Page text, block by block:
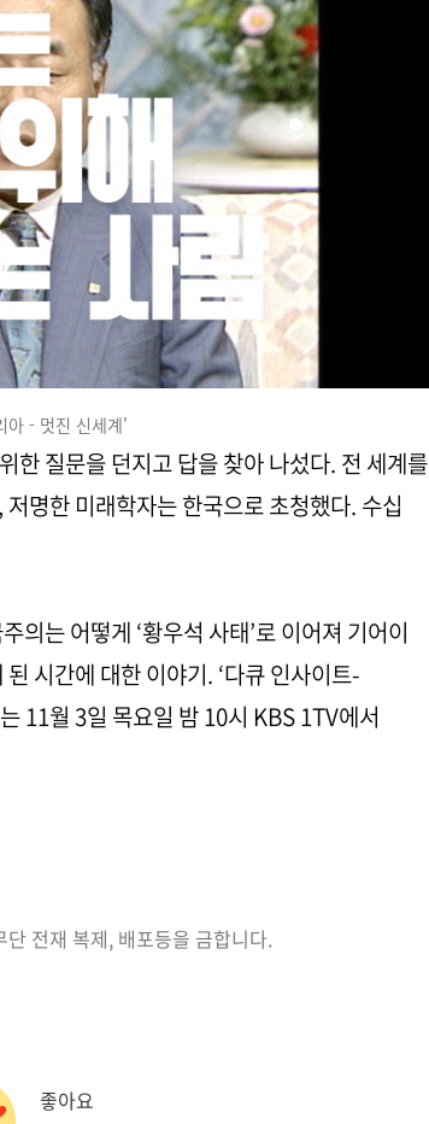
아 - 멋진 신세계'
한 질문을 던지고 답을 찾아 나섰다. 전 세계를
명한 미래학자는 한국으로 초청했다. 수십
의는 어떻게 ‘황우석 사태’로 이어져 기어이
시간에 대한 이야기. ‘다큐 인사이트-
11월 3일 목요일 밤 10시 KBS 1TV에서
전재 복제, 배포등을 금합니다.
좋아요